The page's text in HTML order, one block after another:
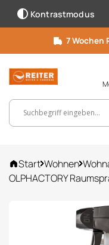
Kontrastmodus
7 Wochen
Suchbegriff,
Start Wohnen
OLPHACTORY